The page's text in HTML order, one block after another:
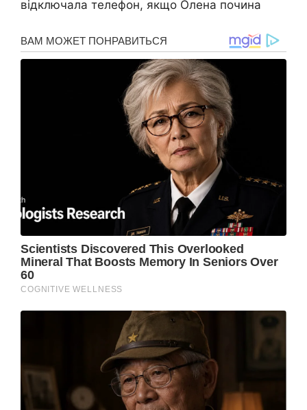
відключала телефон, якщо Олена почина